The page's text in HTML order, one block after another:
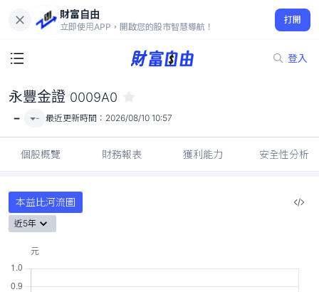
財富自由
立即使用APP，開啟您的股市智慧導航！
打開
登入
-
永豐金證 0009A0
- - 最近更新時間： 2026/08/10 10:57
個股概覽 財務報表 獲利能力 安全性分析
本益比河流圖
近5年